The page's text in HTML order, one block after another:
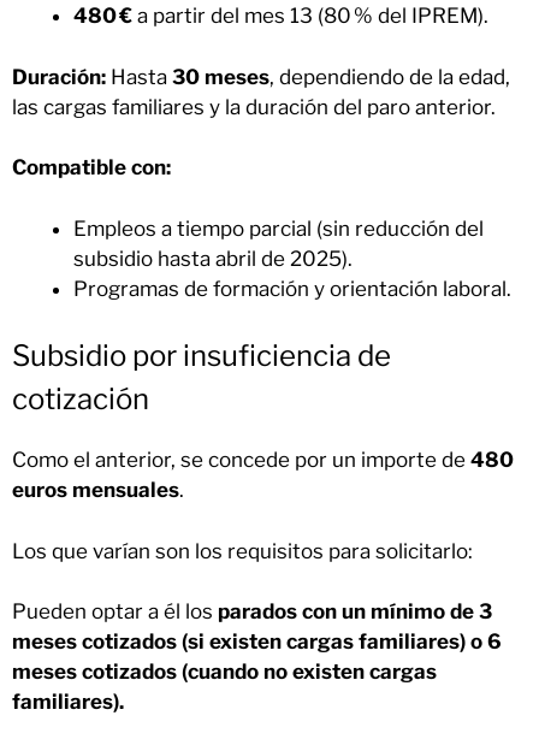
480 € a partir del mes 13 (80 % del IPREM).
Duración: Hasta 30 meses, dependiendo de la edad,
las cargas familiares y la duración del paro anterior.
Compatible con:
Empleos a tiempo parcial (sin reducción del
subsidio hasta abril de 2025).
Programas de formación y orientación laboral.
Subsidio por insuficiencia de
cotización
Como el anterior, se concede por un importe de 480
euros mensuales.
Los que varían son los requisitos para solicitarlo:
Pueden optar a él los parados con un mínimo de 3
meses cotizados (si existen cargas familiares) o 6
meses cotizados (cuando no existen cargas
familiares).